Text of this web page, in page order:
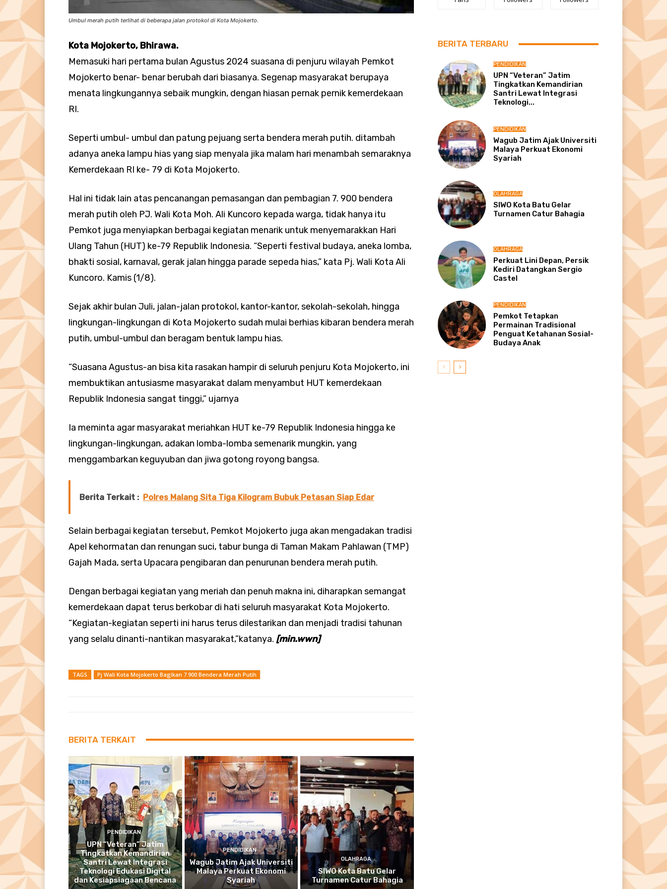
Umbul merah putih terlihat di beberapa jalan protokol di Kota Mojokerto.
Kota Mojokerto, Bhirawa.
Memasuki hari pertama bulan Agustus 2024 suasana di penjuru wilayah Pemkot
Mojokerto benar- benar berubah dari biasanya. Segenap masyarakat berupaya
menata lingkungannya sebaik mungkin, dengan hiasan pernak pernik kemerdekaan
RI.
Seperti umbul- umbul dan patung pejuang serta bendera merah putih. ditambah
adanya aneka lampu hias yang siap menyala jika malam hari menambah semaraknya
Kemerdekaan RI ke- 79 di Kota Mojokerto.
Hal ini tidak lain atas pencanangan pemasangan dan pembagian 7. 900 bendera
merah putih oleh PJ. Wali Kota Moh. Ali Kuncoro kepada warga, tidak hanya itu
Pemkot juga menyiapkan berbagai kegiatan menarik untuk menyemarakkan Hari
Ulang Tahun (HUT) ke-79 Republik Indonesia. “Seperti festival budaya, aneka lomba,
bhakti sosial, karnaval, gerak jalan hingga parade sepeda hias,” kata Pj. Wali Kota Ali
Kuncoro. Kamis (1/8).
Sejak akhir bulan Juli, jalan-jalan protokol, kantor-kantor, sekolah-sekolah, hingga
lingkungan-lingkungan di Kota Mojokerto sudah mulai berhias kibaran bendera merah
putih, umbul-umbul dan beragam bentuk lampu hias.
“Suasana Agustus-an bisa kita rasakan hampir di seluruh penjuru Kota Mojokerto, ini
membuktikan antusiasme masyarakat dalam menyambut HUT kemerdekaan
Republik Indonesia sangat tinggi,” ujarnya
Ia meminta agar masyarakat meriahkan HUT ke-79 Republik Indonesia hingga ke
lingkungan-lingkungan, adakan lomba-lomba semenarik mungkin, yang
menggambarkan keguyuban dan jiwa gotong royong bangsa.
Berita Terkait : Polres Malang Sita Tiga Kilogram Bubuk Petasan Siap Edar
Selain berbagai kegiatan tersebut, Pemkot Mojokerto juga akan mengadakan tradisi
Apel kehormatan dan renungan suci, tabur bunga di Taman Makam Pahlawan (TMP)
Gajah Mada, serta Upacara pengibaran dan penurunan bendera merah putih.
Dengan berbagai kegiatan yang meriah dan penuh makna ini, diharapkan semangat
kemerdekaan dapat terus berkobar di hati seluruh masyarakat Kota Mojokerto.
“Kegiatan-kegiatan seperti ini harus terus dilestarikan dan menjadi tradisi tahunan
yang selalu dinanti-nantikan masyarakat,”katanya. [min.wwn]
TAGS Pj Wali Kota Mojokerto Bagikan 7.900 Bendera Merah Putih
BERITA TERKAIT
PENDIDIKAN
UPN “Veteran” Jatim
Tingkatkan Kemandirian
Santri Lewat Integrasi
Teknologi Edukasi Digital
dan Kesiapsiagaan Bencana
PENDIDIKAN
Wagub Jatim Ajak Universiti
Malaya Perkuat Ekonomi
Syariah
OLAHRAGA
SIWO Kota Batu Gelar
Turnamen Catur Bahagia
BERITA TERBARU
PENDIDIKAN
UPN “Veteran” Jatim
Tingkatkan Kemandirian
Santri Lewat Integrasi
Teknologi...
PENDIDIKAN
Wagub Jatim Ajak Universiti
Malaya Perkuat Ekonomi
Syariah
OLAHRAGA
SIWO Kota Batu Gelar
Turnamen Catur Bahagia
OLAHRAGA
Perkuat Lini Depan, Persik
Kediri Datangkan Sergio
Castel
PENDIDIKAN
Pemkot Tetapkan
Permainan Tradisional
Penguat Ketahanan Sosial-
Budaya Anak